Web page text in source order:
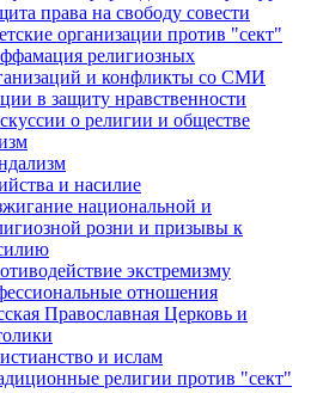
права на свободу совести
организации против "сект"
религиозных
и конфликты со СМИ
в защиту нравственности
о религии и обществе
и насилие
национальной и
розни и призывы к
экстремизму
отношения
Православная Церковь и
и ислам
религии против "сект"